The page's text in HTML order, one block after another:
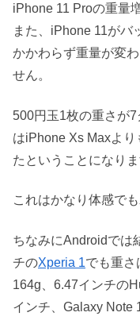
iPhone 11 Proの重量
また、iPhone 11がバ
かかわらず重量が変
せん。
500円玉1枚の重さが
はiPhone Xs Maxよ
たということになりま
これはかなり体感で
ちなみにAndroidでは
チのXperia 1でも重さ
164g、6.47インチの
インチ、Galaxy Note